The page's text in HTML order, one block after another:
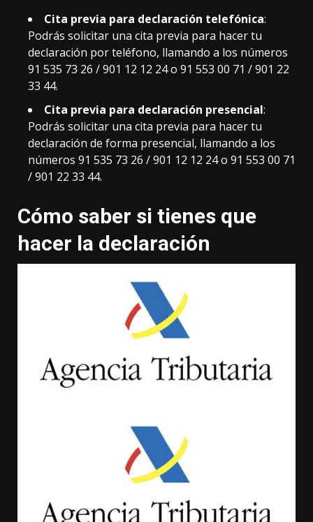
Cita previa para declaración telefónica:
Podrás solicitar una cita previa para hacer tu
declaración por teléfono, llamando a los números
91 535 73 26 / 901 12 12 24 o 91 553 00 71 / 901 22
33 44.
Cita previa para declaración presencial:
Podrás solicitar una cita previa para hacer tu
declaración de forma presencial, llamando a los
números 91 535 73 26 / 901 12 12 24 o 91 553 00 71
/ 901 22 33 44.
Cómo saber si tienes que
hacer la declaración